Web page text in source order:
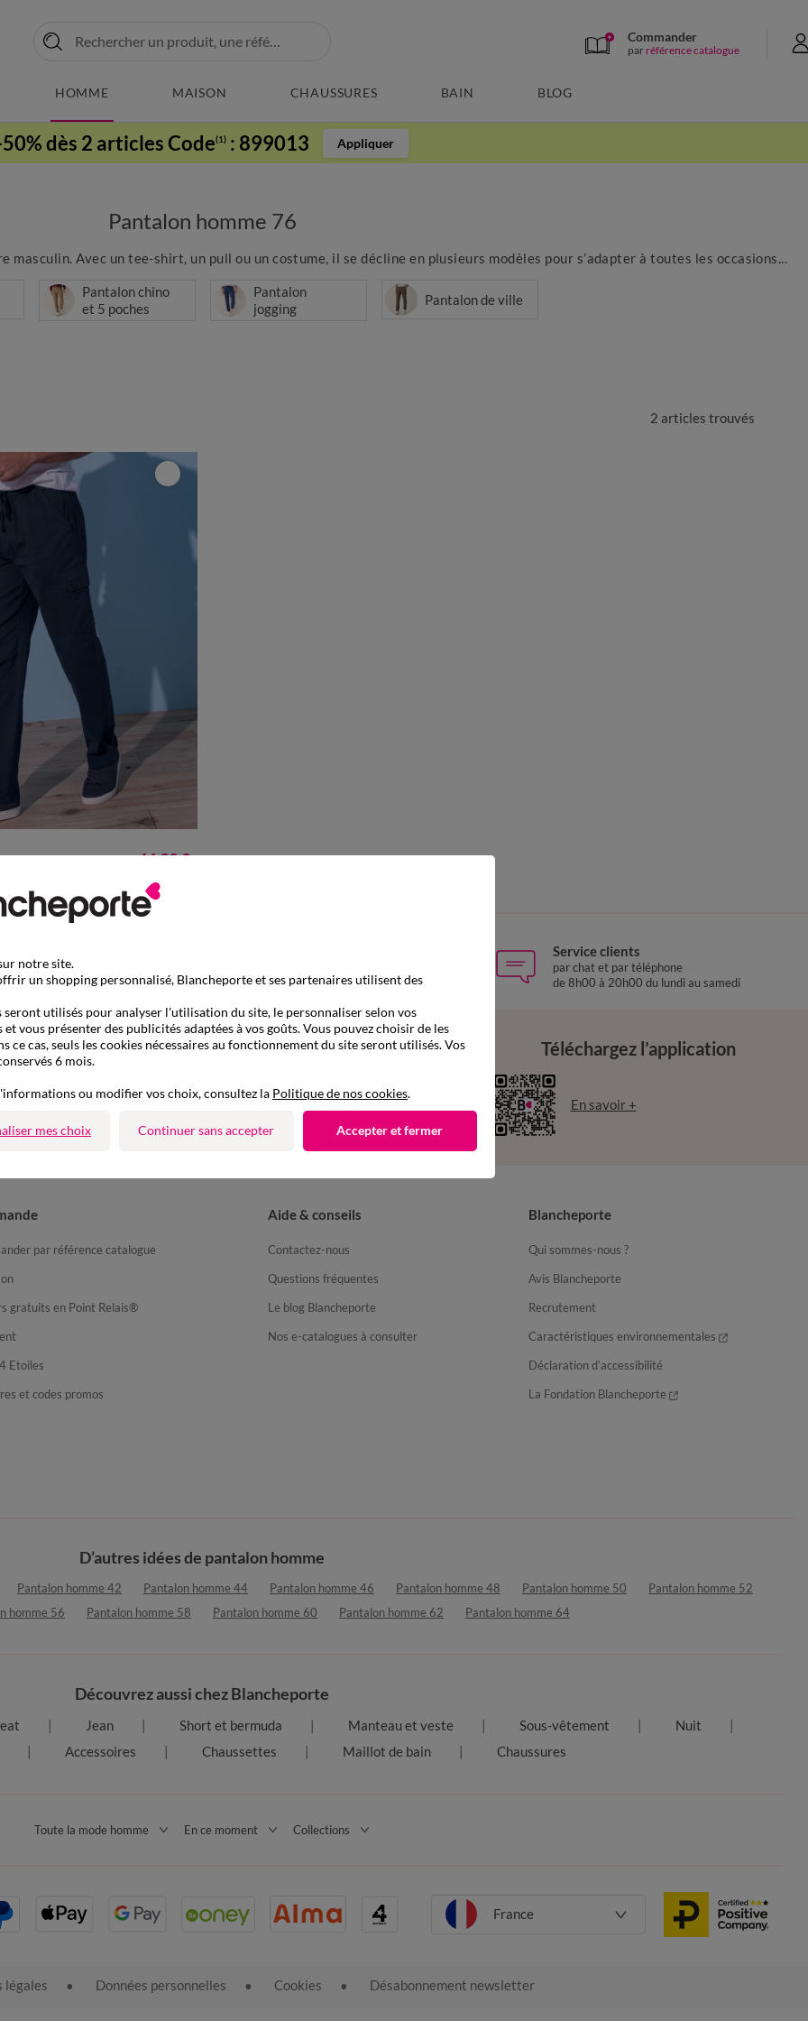
Commander
par référence catalogue
HOMME MAISON CHAUSSURES BAIN BLOG
dès 2 articles Code(1) : 899013 Appliquer
Pantalon homme 76
Avec un tee-shirt, un pull ou un costume, il se décline en plusieurs modèles pour s’adapter à toutes les occasions...
Pantalon chino
et 5 poches
Pantalon
jogging
Pantalon de ville
2 articles trouvés
gabardine élastiqué 44,99 €
express
relais, consignes automatiques
uniquement
Service clients
par chat et par téléphone
de 8h00 à 20h00 du lundi au samedi
Suivez-nous Téléchargez l’application
En savoir +
par référence catalogue
gratuits en Point Relais®
Etoiles
et codes promos
Aide & conseils
Contactez-nous
Questions fréquentes
Le blog Blancheporte
Nos e-catalogues à consulter
Blancheporte
Qui sommes-nous ?
Avis Blancheporte
Recrutement
Caractéristiques environnementales
Déclaration d’accessibilité
La Fondation Blancheporte
D’autres idées de pantalon homme
Pantalon homme 42 Pantalon homme 44 Pantalon homme 46 Pantalon homme 48 Pantalon homme 50
Pantalon homme 52
homme 56 Pantalon homme 58 Pantalon homme 60 Pantalon homme 62 Pantalon homme 64
Découvrez aussi chez Blancheporte
Jean Short et bermuda Manteau et veste Sous-vêtement
Nuit
Accessoires Chaussettes Maillot de bain Chaussures
Toute la mode homme En ce moment Collections
France
légales Données personnelles Cookies Désabonnement newsletter
notre site.
un shopping personnalisé, Blancheporte et ses partenaires utilisent des
seront utilisés pour analyser l'utilisation du site, le personnaliser selon vos
et vous présenter des publicités adaptées à vos goûts. Vous pouvez choisir de les
ce cas, seuls les cookies nécessaires au fonctionnement du site seront utilisés. Vos
6 mois.
ou modifier vos choix, consultez la Politique de nos cookies.
mes choix Continuer sans accepter Accepter et fermer